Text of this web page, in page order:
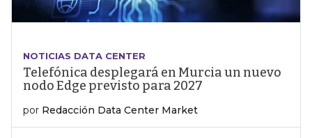
NOTICIAS DATA CENTER
Telefónica desplegará en Murcia un nuevo
nodo Edge previsto para 2027
por Redacción Data Center Market